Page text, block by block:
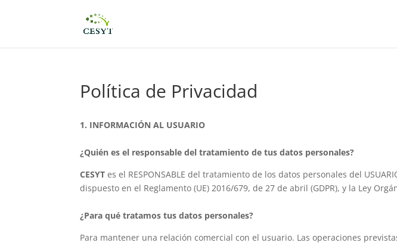
Política de Privacidad
1. INFORMACIÓN AL USUARIO
¿Quién es el responsable del tratamiento de tus datos personales?
CESYT es el RESPONSABLE del tratamiento de los datos personales del
dispuesto en el Reglamento (UE) 2016/679, de 27 de abril (GDPR), y la Ley
¿Para qué tratamos tus datos personales?
Para mantener una relación comercial con el usuario. Las operaciones